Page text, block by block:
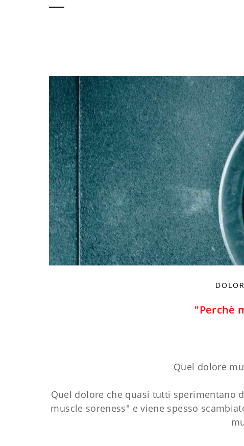
"Perchè
Quel dolore
Quel dolore che quasi tutti sperimentano
muscle soreness" e viene spesso